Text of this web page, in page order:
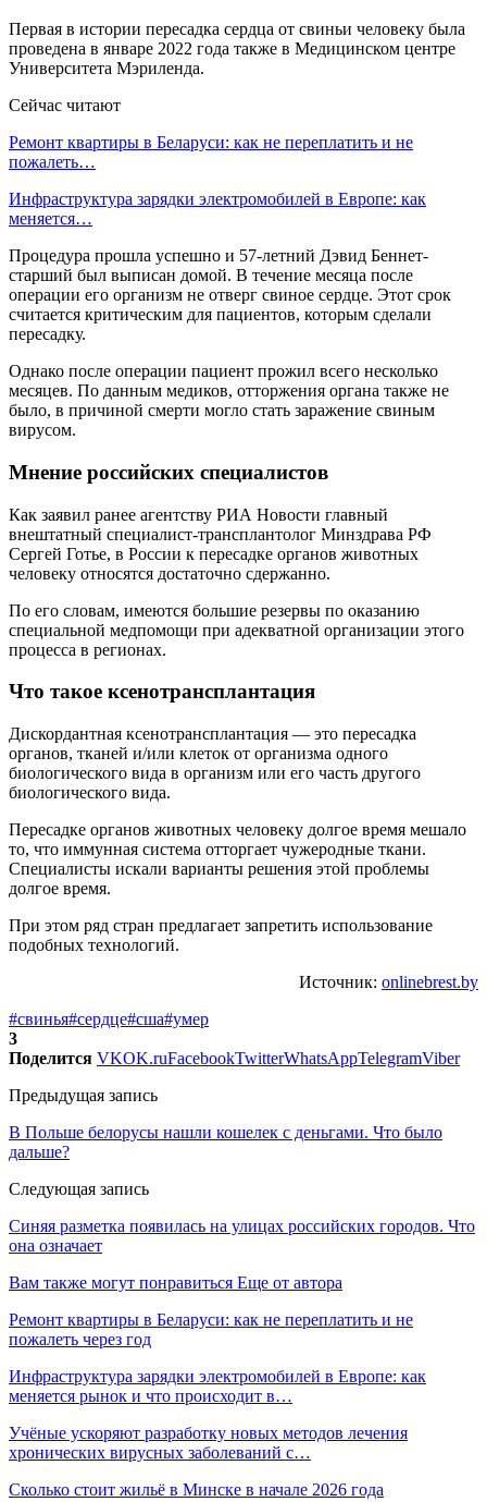
Первая в истории пересадка сердца от свиньи человеку была
проведена в январе 2022 года также в Медицинском центре
Университета Мэриленда.
Сейчас читают
Ремонт квартиры в Беларуси: как не переплатить и не
пожалеть…
Инфраструктура зарядки электромобилей в Европе: как
меняется…
Процедура прошла успешно и 57-летний Дэвид Беннет-
старший был выписан домой. В течение месяца после
операции его организм не отверг свиное сердце. Этот срок
считается критическим для пациентов, которым сделали
пересадку.
Однако после операции пациент прожил всего несколько
месяцев. По данным медиков, отторжения органа также не
было, в причиной смерти могло стать заражение свиным
вирусом.
Мнение российских специалистов
Как заявил ранее агентству РИА Новости главный
внештатный специалист-трансплантолог Минздрава РФ
Сергей Готье, в России к пересадке органов животных
человеку относятся достаточно сдержанно.
По его словам, имеются большие резервы по оказанию
специальной медпомощи при адекватной организации этого
процесса в регионах.
Что такое ксенотрансплантация
Дискордантная ксенотрансплантация — это пересадка
органов, тканей и/или клеток от организма одного
биологического вида в организм или его часть другого
биологического вида.
Пересадке органов животных человеку долгое время мешало
то, что иммунная система отторгает чужеродные ткани.
Специалисты искали варианты решения этой проблемы
долгое время.
При этом ряд стран предлагает запретить использование
подобных технологий.
Источник: onlinebrest.by
#свинья#сердце#сша#умер
3
Поделится VKOK.ruFacebookTwitterWhatsAppTelegramViber
Предыдущая запись
В Польше белорусы нашли кошелек с деньгами. Что было
дальше?
Следующая запись
Синяя разметка появилась на улицах российских городов. Что
она означает
Вам также могут понравиться Еще от автора
Ремонт квартиры в Беларуси: как не переплатить и не
пожалеть через год
Инфраструктура зарядки электромобилей в Европе: как
меняется рынок и что происходит в…
Учёные ускоряют разработку новых методов лечения
хронических вирусных заболеваний с…
Сколько стоит жильё в Минске в начале 2026 года